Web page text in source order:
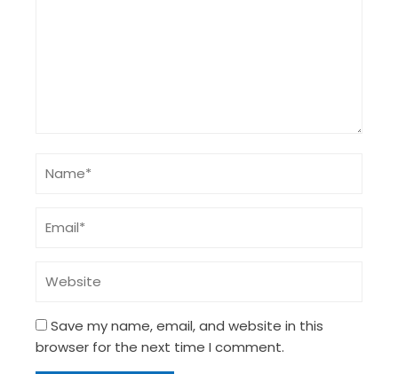
Save my name, email, and website in this
browser for the next time I comment.